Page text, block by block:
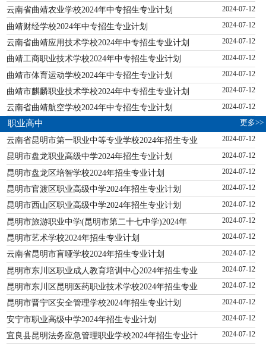
云南省曲靖农业学校2024年中专招生专业计划 2024-07-12
曲靖财经学校2024年中专招生专业计划 2024-07-12
云南省曲靖应用技术学校2024年中专招生专业计划 2024-07-12
曲靖工商职业技术学校2024年中专招生专业计划 2024-07-12
曲靖市体育运动学校2024年中专招生专业计划 2024-07-12
曲靖市麒麟职业技术学校2024年中专招生专业计划 2024-07-12
云南省曲靖航空学校2024年中专招生专业计划 2024-07-12
职业高中 更多>>
云南省昆明市第一职业中等专业学校2024年招生专业 2024-07-12
昆明市盘龙职业高级中学2024年招生专业计划 2024-07-12
昆明市盘龙区培智学校2024年招生专业计划 2024-07-12
昆明市官渡区职业高级中学2024年招生专业计划 2024-07-12
昆明市西山区职业高级中学2024年招生专业计划 2024-07-12
昆明市旅游职业中学(昆明市第二十七中学)2024年 2024-07-12
昆明市艺术学校2024年招生专业计划 2024-07-12
云南省昆明市盲哑学校2024年招生专业计划 2024-07-12
昆明市东川区职业成人教育培训中心2024年招生专业 2024-07-12
昆明市东川区昆明医药职业技术学校2024年招生专业 2024-07-12
昆明市晋宁区安全管理学校2024年招生专业计划 2024-07-12
安宁市职业高级中学2024年招生专业计划 2024-07-12
宜良县昆明法务应急管理职业学校2024年招生专业计 2024-07-12